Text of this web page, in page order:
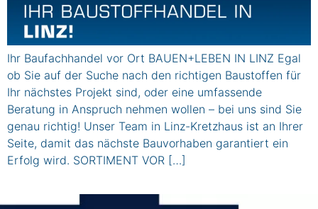
Ihr Baufachhandel vor Ort BAUEN+LEBEN IN LINZ Egal
ob Sie auf der Suche nach den richtigen Baustoffen für
Ihr nächstes Projekt sind, oder eine umfassende
Beratung in Anspruch nehmen wollen – bei uns sind Sie
genau richtig! Unser Team in Linz-Kretzhaus ist an Ihrer
Seite, damit das nächste Bauvorhaben garantiert ein
Erfolg wird. SORTIMENT VOR […]